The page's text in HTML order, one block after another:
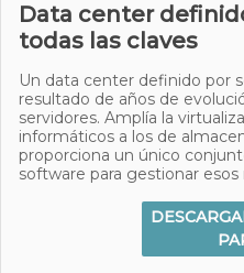
Data center
todas las claves
Un data center definido por
resultado de años de
servidores. Amplía la
informáticos a los de
proporciona un único
software para gestionar esos